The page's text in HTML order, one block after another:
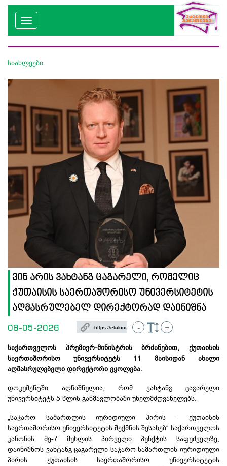
სიახლეები
ვინ არის ვახტანგ ცაგარელი, რომელიც
ქუთაისის საერთაშორისო უნივერსიტეტის
აღმასრულებელ დირექტორად დაინიშნა
08-05-2026 - +
საქართველოს პრემიერ-მინისტრის ბრძანებით, ქუთაისის
საერთაშორისო უნივერსიტეტს 11 მაისიდან ახალი
აღმასრულებელი დირექტორი ეყოლება.
დოკუმენტში აღნიშნულია, რომ ვახტანგ ცაგარელი
უნივერსიტეტს 5 წლის განმავლობაში უხელმძღვანელებს.
„საჯარო სამართლის იურიდიული პირის - ქუთაისის
საერთაშორისო უნივერსიტეტის შექმნის შესახებ“ საქართველოს
კანონის მე-7 მუხლის პირველი პუნქტის საფუძველზე,
დაინიშნოს ვახტანგ ცაგარელი საჯარო სამართლის იურიდიული
პირის ქუთაისის საერთაშორისო უნივერსიტეტის